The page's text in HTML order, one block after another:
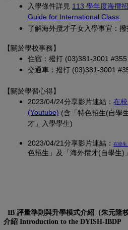
入學條件詳見 113 學年度海攬
Guide for International Class
了解海外攬才子女入學事宜：
【關於學校事務】
住宿：撥打 (03)381-3001 #355
交通車：撥打 (03)381-3001
【關於學習心得】
2023/04/24分享影片連結： 在
(Youtube) (另開新視窗)
(含「特色招生(自學
才」入學學生)
2023/04/21分享影片連結： 在校生
色招生」及「海外攬才(自學生)
IB 評量準則與升學模式介紹（
介紹 Introduction to the DYISH-IBDP